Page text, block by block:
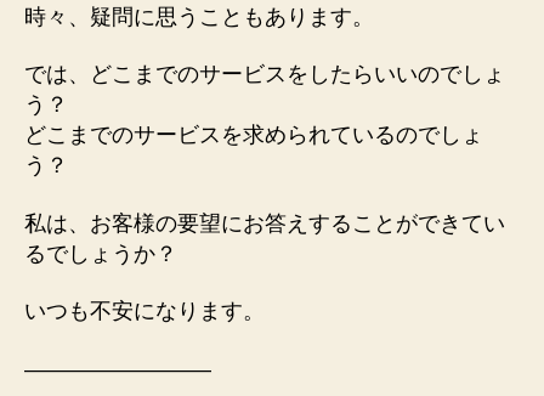
時々、疑問に思うこともあります。
では、どこまでのサービスをしたらいいのでしょ
う？
どこまでのサービスを求められているのでしょ
う？
私は、お客様の要望にお答えすることができてい
るでしょうか？
いつも不安になります。
————————–